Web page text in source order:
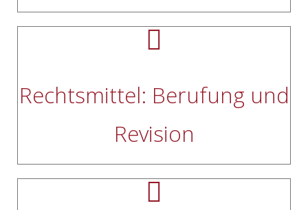
Rechtsmittel: Berufung und
Revision